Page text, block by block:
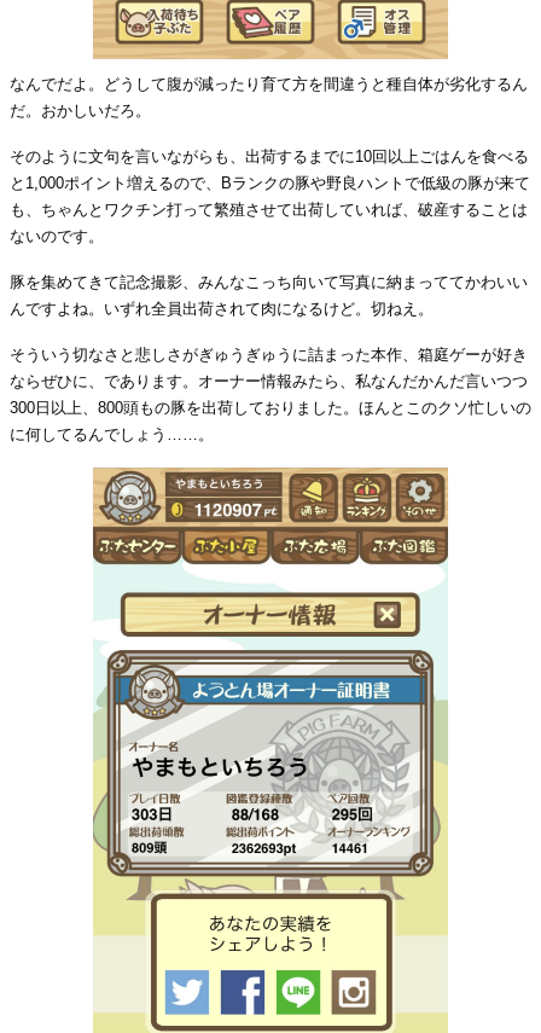
なんでだよ。どうして腹が減ったり育て方を間違うと種自体が劣化するん
だ。おかしいだろ。
そのように文句を言いながらも、出荷するまでに10回以上ごはんを食べる
と1,000ポイント増えるので、Bランクの豚や野良ハントで低級の豚が来て
も、ちゃんとワクチン打って繁殖させて出荷していれば、破産することは
ないのです。
豚を集めてきて記念撮影、みんなこっち向いて写真に納まっててかわいい
んですよね。いずれ全員出荷されて肉になるけど。切ねえ。
そういう切なさと悲しさがぎゅうぎゅうに詰まった本作、箱庭ゲーが好き
ならぜひに、であります。オーナー情報みたら、私なんだかんだ言いつつ
300日以上、800頭もの豚を出荷しておりました。ほんとこのクソ忙しいの
に何してるんでしょう……。